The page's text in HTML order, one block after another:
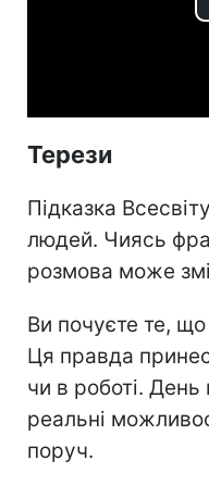
Терези
Підказка
людей. Чиясь
розмова може
Ви почуєте те,
Ця правда
чи в роботі. День
реальні
поруч.